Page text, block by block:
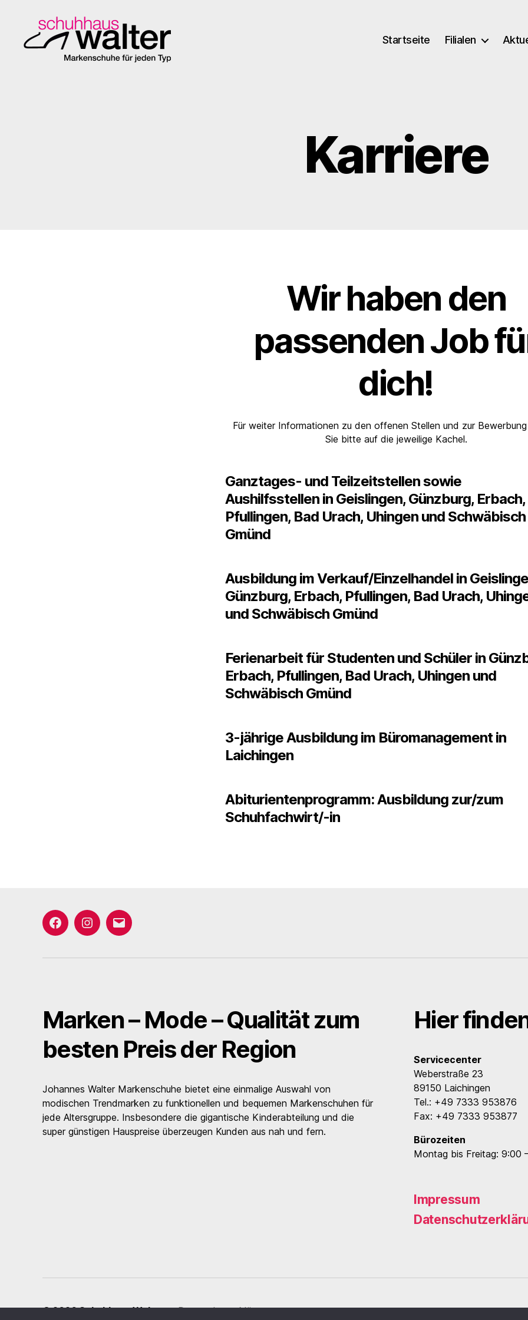
Startseite Filialen
Karriere
Wir haben den
passenden Job
dich!
Für weiter Informationen zu den offenen Stellen und zur
Sie bitte auf die jeweilige Kachel.
Ganztages- und Teilzeitstellen sowie
Aushilfsstellen in Geislingen, Günzburg, Erbach,
Pfullingen, Bad Urach, Uhingen und Schwäbisch
Gmünd
Ausbildung im Verkauf/Einzelhandel in
Günzburg, Erbach, Pfullingen, Bad Urach,
und Schwäbisch Gmünd
Ferienarbeit für Studenten und Schüler in
Erbach, Pfullingen, Bad Urach, Uhingen und
Schwäbisch Gmünd
3-jährige Ausbildung im Büromanagement in
Laichingen
Abiturientenprogramm: Ausbildung zur/zum
Schuhfachwirt/-in
FacebookInstagram
E-
Marken – Mode – Qualität zum
besten Preis der Region
Johannes Walter Markenschuhe bietet eine einmalige Auswahl von
modischen Trendmarken zu funktionellen und bequemen Markenschuhen für
jede Altersgruppe. Insbesondere die gigantische Kinderabteilung und die
super günstigen Hauspreise überzeugen Kunden aus nah und fern.
Hier
Servicecenter
Weberstraße 23
89150 Laichingen
Tel.: +49 7333 953876
Fax: +49 7333 953877
Bürozeiten
Montag bis Freitag: 9:00
Impressum
© 2026Schuhhaus Walter Datenschutzerklärung